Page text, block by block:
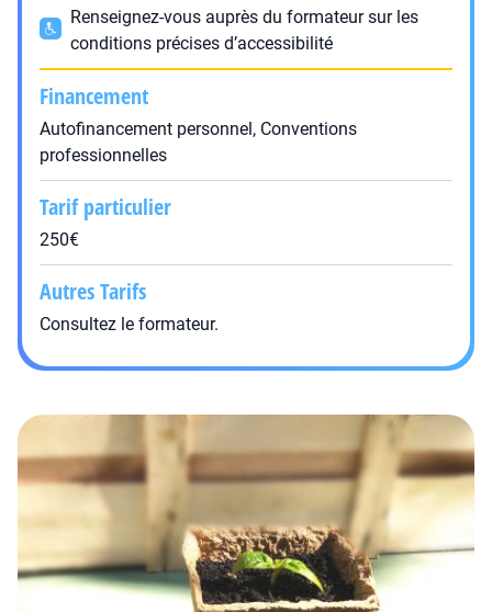
Renseignez-vous auprès du formateur sur les
conditions précises d’accessibilité
Financement
Autofinancement personnel, Conventions
professionnelles
Tarif particulier
250€
Autres Tarifs
Consultez le formateur.